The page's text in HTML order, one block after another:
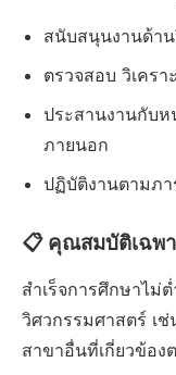
สนับสนุนงานด้า
ตรวจสอบ วิเคร
ประสานงานกับห
ภายนอก
ปฏิบัติงานตามภ
📋 คุณสมบัติเฉพ
สำเร็จการศึกษาไม่
วิศวกรรมศาสตร์ เ
สาขาอื่นที่เกี่ยวข้อง